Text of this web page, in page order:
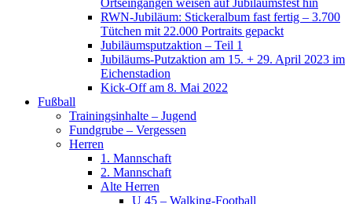
Ortseingängen weisen auf Jubiläumsfest hin
RWN-Jubiläum: Stickeralbum fast fertig – 3.700
Tütchen mit 22.000 Portraits gepackt
Jubiläumsputzaktion – Teil 1
Jubiläums-Putzaktion am 15. + 29. April 2023 im
Eichenstadion
Kick-Off am 8. Mai 2022
Fußball
Trainingsinhalte – Jugend
Fundgrube – Vergessen
Herren
1. Mannschaft
2. Mannschaft
Alte Herren
U 45 – Walking-Football